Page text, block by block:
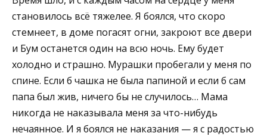
становилось всё тяжелее. Я боялся, что скоро
стемнеет, в доме погасят огни, закроют все двери
и Бум останется один на всю ночь. Ему будет
холодно и страшно. Мурашки пробегали у меня по
спине. Если б чашка не была папиной и если б сам
папа был жив, ничего бы не случилось… Мама
никогда не наказывала меня за что-нибудь
нечаянное. И я боялся не наказания — я с радостью